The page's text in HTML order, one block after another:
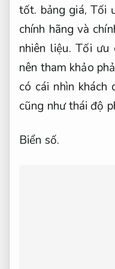
tốt. bảng giá,Tối
chính hãng và
nhiên liệu. Tối ưu
nên tham khảo
có cái nhìn
cũng như thái độ
Biển số.